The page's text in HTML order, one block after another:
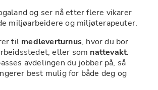
og ser nå etter flere vikarer
miljøarbeidere og miljøterapeuter.
til medleverturnus, hvor du bor
eller som nattevakt.
avdelingen du jobber på, så
best mulig for både deg og